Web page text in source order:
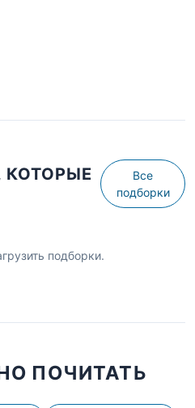
КОТОРЫЕ
Все
подборки
подборки.
ПОЧИТАТЬ